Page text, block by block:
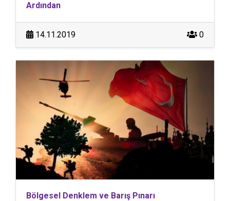
Ardından
14.11.2019 0
Bölgesel Denklem ve Barış Pınarı